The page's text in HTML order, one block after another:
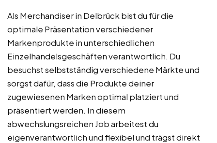
Als Merchandiser in Delbrück bist du für die
optimale Präsentation verschiedener
Markenprodukte in unterschiedlichen
Einzelhandelsgeschäften verantwortlich. Du
besuchst selbstständig verschiedene Märkte und
sorgst dafür, dass die Produkte deiner
zugewiesenen Marken optimal platziert und
präsentiert werden. In diesem
abwechslungsreichen Job arbeitest du
eigenverantwortlich und flexibel und trägst direkt